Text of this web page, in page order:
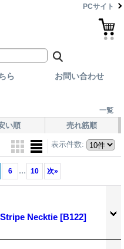
PCサイト
ら お問い合わせ
一覧
い順 売れ筋順
表示件数:
6 ... 10 次»
Necktie [B122]